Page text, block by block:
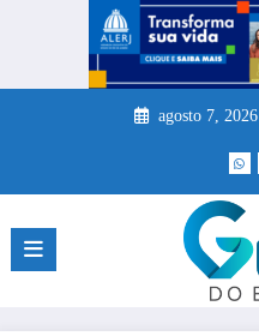
agosto 7, 2026